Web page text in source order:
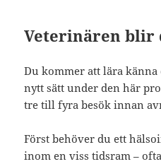
Veterinären blir
Du kommer att lära
nytt sätt under den här
tre till fyra besök innan
Först behöver du ett
inom en viss tidsram –